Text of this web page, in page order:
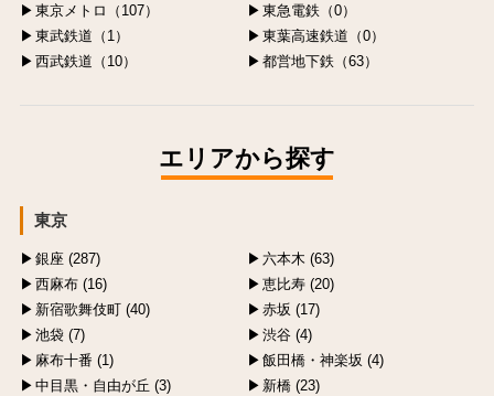
東京メトロ（107）
東急電鉄（0）
東武鉄道（1）
東葉高速鉄道（0）
西武鉄道（10）
都営地下鉄（63）
エリアから探す
東京
銀座 (287)
六本木 (63)
西麻布 (16)
恵比寿 (20)
新宿歌舞伎町 (40)
赤坂 (17)
池袋 (7)
渋谷 (4)
麻布十番 (1)
飯田橋・神楽坂 (4)
中目黒・自由が丘 (3)
新橋 (23)